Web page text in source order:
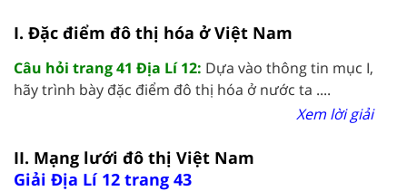
I. Đặc điểm đô thị hóa ở Việt Nam
Câu hỏi trang 41 Địa Lí 12: Dựa vào thông tin mục I,
hãy trình bày đặc điểm đô thị hóa ở nước ta ....
Xem lời giải
II. Mạng lưới đô thị Việt Nam
Giải Địa Lí 12 trang 43